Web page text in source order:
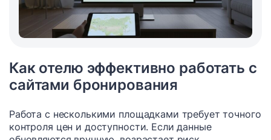
Как отелю эффективно работать с
сайтами бронирования
Работа с несколькими площадками требует точного
контроля цен и доступности. Если данные